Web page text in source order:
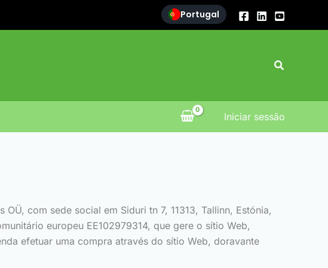
Portugal
Search
Iniciar sessão
com sede social em Siduri tn 7, 11313, Tallinn, Estónia,
europeu EE102979314, que gere o sítio Web,
efetuar uma compra através do sítio Web, doravante